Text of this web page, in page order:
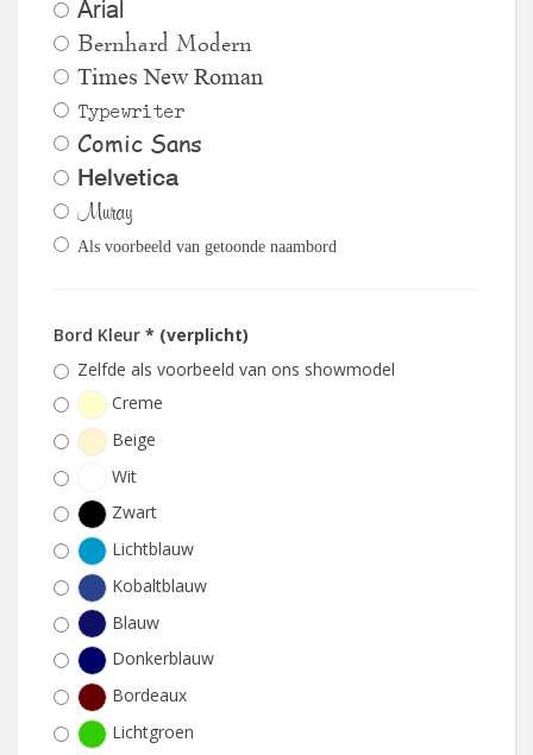
Arial
Bernhard Modern
Times New Roman
Typewriter
Comic Sans
Helvetica
Muray
Als voorbeeld van getoonde naambord
Bord Kleur * (verplicht)
Zelfde als voorbeeld van ons showmodel
Creme
Beige
Wit
Zwart
Lichtblauw
Kobaltblauw
Blauw
Donkerblauw
Bordeaux
Lichtgroen